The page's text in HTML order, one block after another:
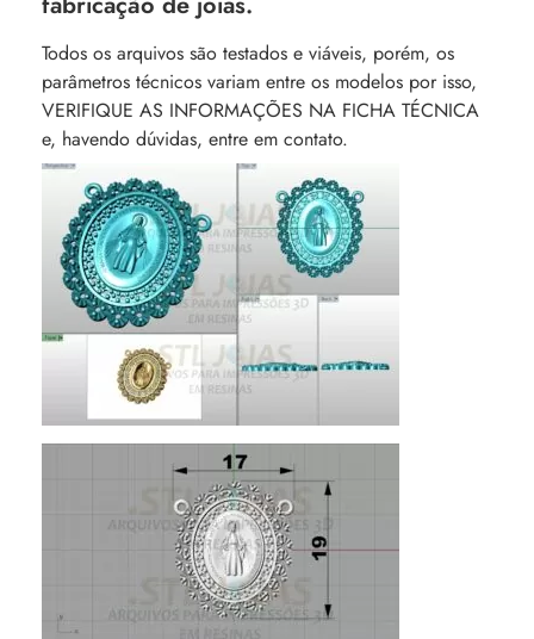
Todos os arquivos são testados e viáveis, porém, os
parâmetros técnicos variam entre os modelos por isso,
VERIFIQUE AS INFORMAÇÕES NA FICHA TÉCNICA
e, havendo dúvidas, entre em contato.